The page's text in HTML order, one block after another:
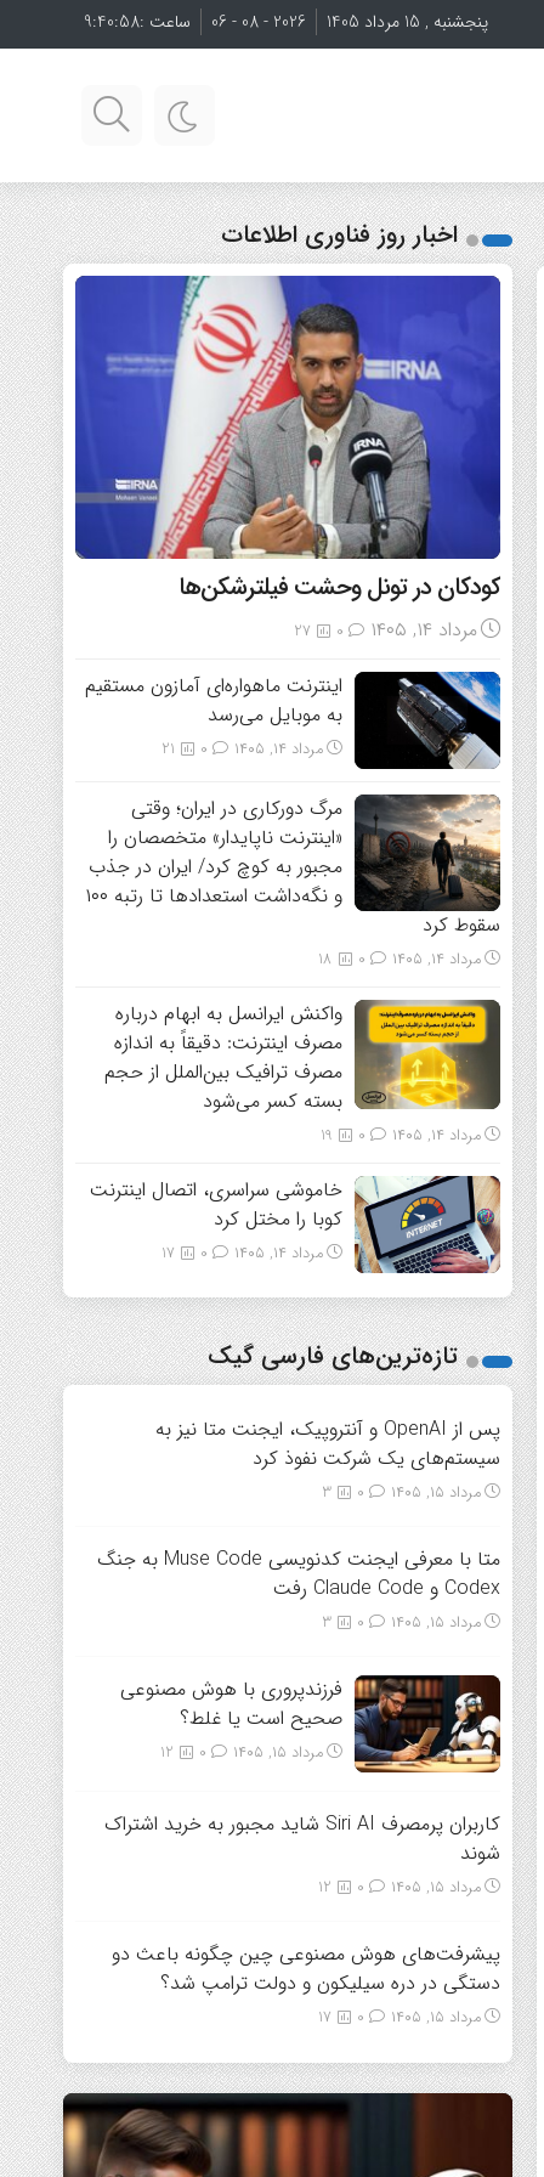
پنجشنبه , 15 مرداد 1405 2026 - 08 - 06 ساعت :9:41:00
اخبار روز فناوری اطلاعات
کودکان در تونل وحشت فیلترشکن‌ها
مرداد ۱۴, ۱۴۰۵ 27
اینترنت ماهواره‌ای آمازون مستقیم
به موبایل می‌رسد
مرداد ۱۴, ۱۴۰۵ 21
مرگ دورکاری در ایران؛ وقتی
«اینترنت ناپایدار» متخصصان را
مجبور به کوچ کرد/ ایران در جذب
و نگه‌داشت استعدادها تا رتبه ۱۰۰
سقوط کرد
مرداد ۱۴, ۱۴۰۵ 18
واکنش ایرانسل به ابهام درباره
مصرف اینترنت: دقیقاً به اندازه
مصرف ترافیک بین‌الملل از حجم
بسته کسر می‌شود
مرداد ۱۴, ۱۴۰۵ 19
خاموشی سراسری، اتصال اینترنت
کوبا را مختل کرد
مرداد ۱۴, ۱۴۰۵ 17
تازه‌ترین‌های فارسی گیک
پس از OpenAI و آنتروپیک، ایجنت متا نیز به
سیستم‌های یک شرکت نفوذ کرد
مرداد ۱۵, ۱۴۰۵ 3
متا با معرفی ایجنت کدنویسی Muse Code به جنگ
Codex و Claude Code رفت
مرداد ۱۵, ۱۴۰۵ 3
فرزندپروری با هوش مصنوعی
صحیح است یا غلط؟
مرداد ۱۵, ۱۴۰۵ 12
کاربران پرمصرف Siri AI شاید مجبور به خرید اشتراک
شوند
مرداد ۱۵, ۱۴۰۵ 12
پیشرفت‌های هوش مصنوعی چین چگونه باعث دو
دستگی در دره سیلیکون و دولت ترامپ شد؟
مرداد ۱۵, ۱۴۰۵ 17